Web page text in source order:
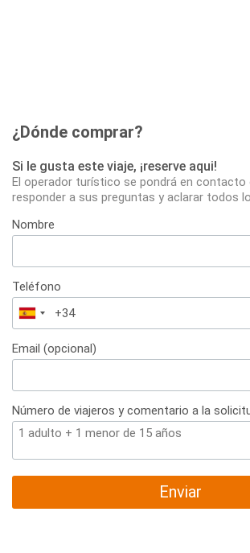
¿Dónde comprar?
Si le gusta este viaje, ¡reserve aqui!
El operador turístico se pondrá en contacto
responder a sus preguntas y aclarar todos
Nombre
Teléfono
España
+34
Email (opcional)
Número de viajeros y comentario a la
Enviar